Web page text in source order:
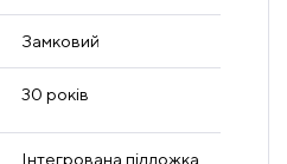
Замковий
30 років
Інтегрована підложка